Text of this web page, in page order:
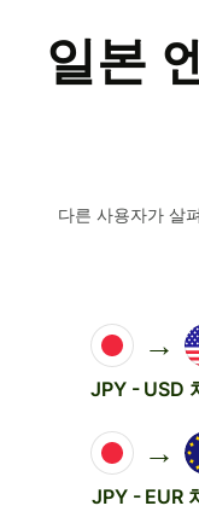
일본
다른 사용자가 살
→
JPY - USD
→
JPY - EUR